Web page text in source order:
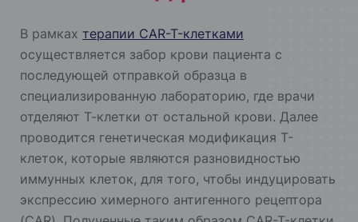
В рамках терапии CAR-T-клетками
осуществляется забор крови пациента с
последующей отправкой образца в
специализированную лабораторию, где врачи
отделяют Т-клетки от остальной крови. Далее
проводится генетическая модификация Т-
клеток, которые являются разновидностью
иммунных клеток, для того, чтобы индуцировать
экспрессию химерного антигенного рецептора